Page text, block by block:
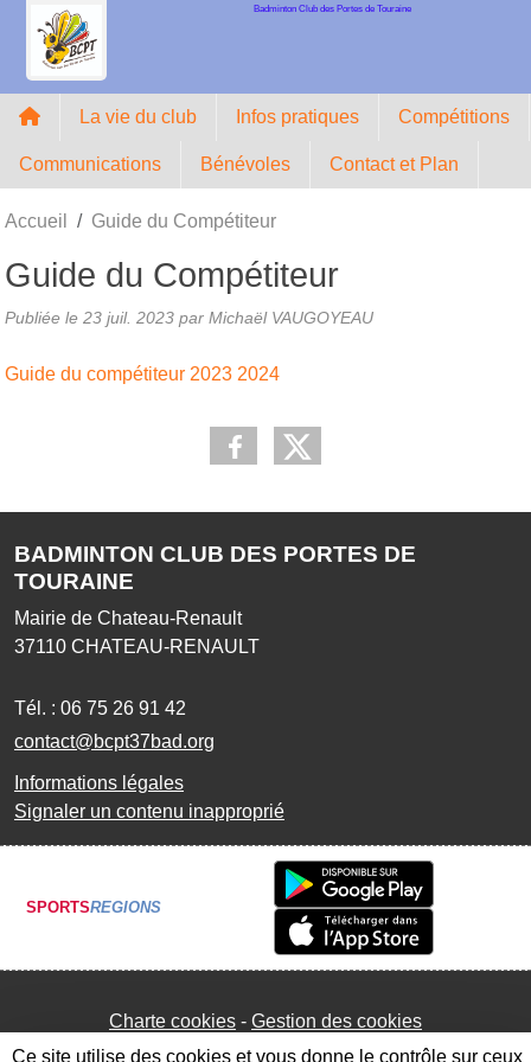
Badminton Club des Portes de Touraine
La vie du club Infos pratiques Compétitions
Communications Bénévoles Contact et Plan
Accueil Guide du Compétiteur
Guide du Compétiteur
Publiée le 23 juil. 2023 par Michaël VAUGOYEAU
Guide du compétiteur 2023 2024
BADMINTON CLUB DES PORTES DE
TOURAINE
Mairie de Chateau-Renault
37110 CHATEAU-RENAULT
Tél. : 06 75 26 91 42
contact@bcpt37bad.org
Informations légales
Signaler un contenu inapproprié
SPORTSREGIONS
Charte cookies Gestion des cookies
Panneau de gestion des cookies
Ce site utilise des cookies et vous donne le contrôle sur ceux